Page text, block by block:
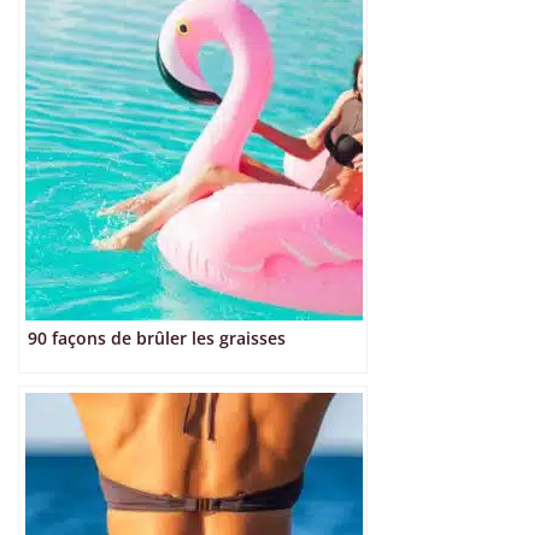
90 façons de brûler les graisses